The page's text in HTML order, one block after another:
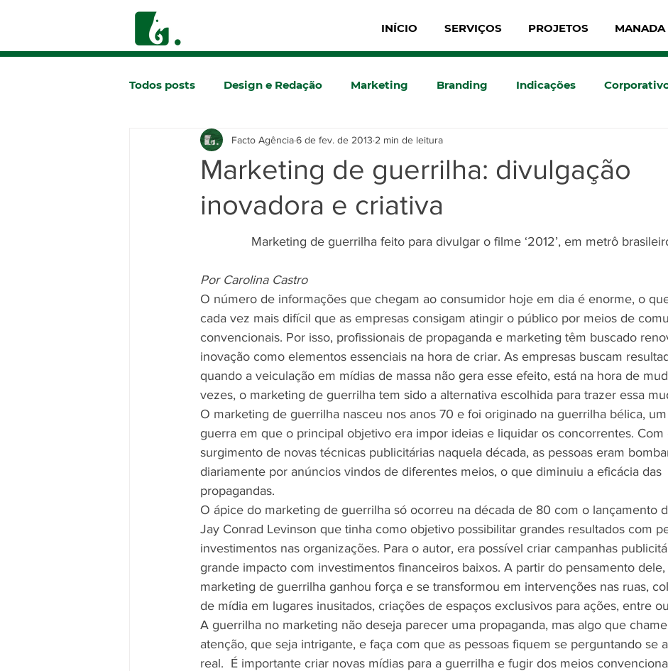
INÍCIO SERVIÇOS PROJETOS MANADA
Todos posts Design e Redação Marketing Branding Indicações
Comunicação
Marketing de guerrilha: divulgação
inovadora e criativa
Facto Agência6 de fev. de 2013 2 min de leitura
Marketing de guerrilha feito para divulgar o filme ‘2012’, em metrô
Por Carolina Castro
O número de informações que chegam ao consumidor hoje em dia é enorme, o
cada vez mais difícil que as empresas consigam atingir o público por meios de
convencionais. Por isso, profissionais de propaganda e marketing têm buscado
inovação como elementos essenciais na hora de criar. As empresas buscam
quando a veiculação em mídias de massa não gera esse efeito, está na hora de
vezes, o marketing de guerrilha tem sido a alternativa escolhida para trazer essa
O marketing de guerrilha nasceu nos anos 70 e foi originado na guerrilha bélica,
guerra em que o principal objetivo era impor ideias e liquidar os concorrentes. Com
surgimento de novas técnicas publicitárias naquela década, as pessoas eram
diariamente por anúncios vindos de diferentes meios, o que diminuiu a eficácia das
propagandas.
O ápice do marketing de guerrilha só ocorreu na década de 80 com o lançamento
Jay Conrad Levinson que tinha como objetivo possibilitar grandes resultados com
investimentos nas organizações. Para o autor, era possível criar campanhas
grande impacto com investimentos financeiros baixos. A partir do pensamento dele,
marketing de guerrilha ganhou força e se transformou em intervenções nas ruas,
de mídia em lugares inusitados, criações de espaços exclusivos para ações, entre
A guerrilha no marketing não deseja parecer uma propaganda, mas algo que
atenção, que seja intrigante, e faça com que as pessoas fiquem se perguntando se
real.  É importante criar novas mídias para a guerrilha e fugir dos meios